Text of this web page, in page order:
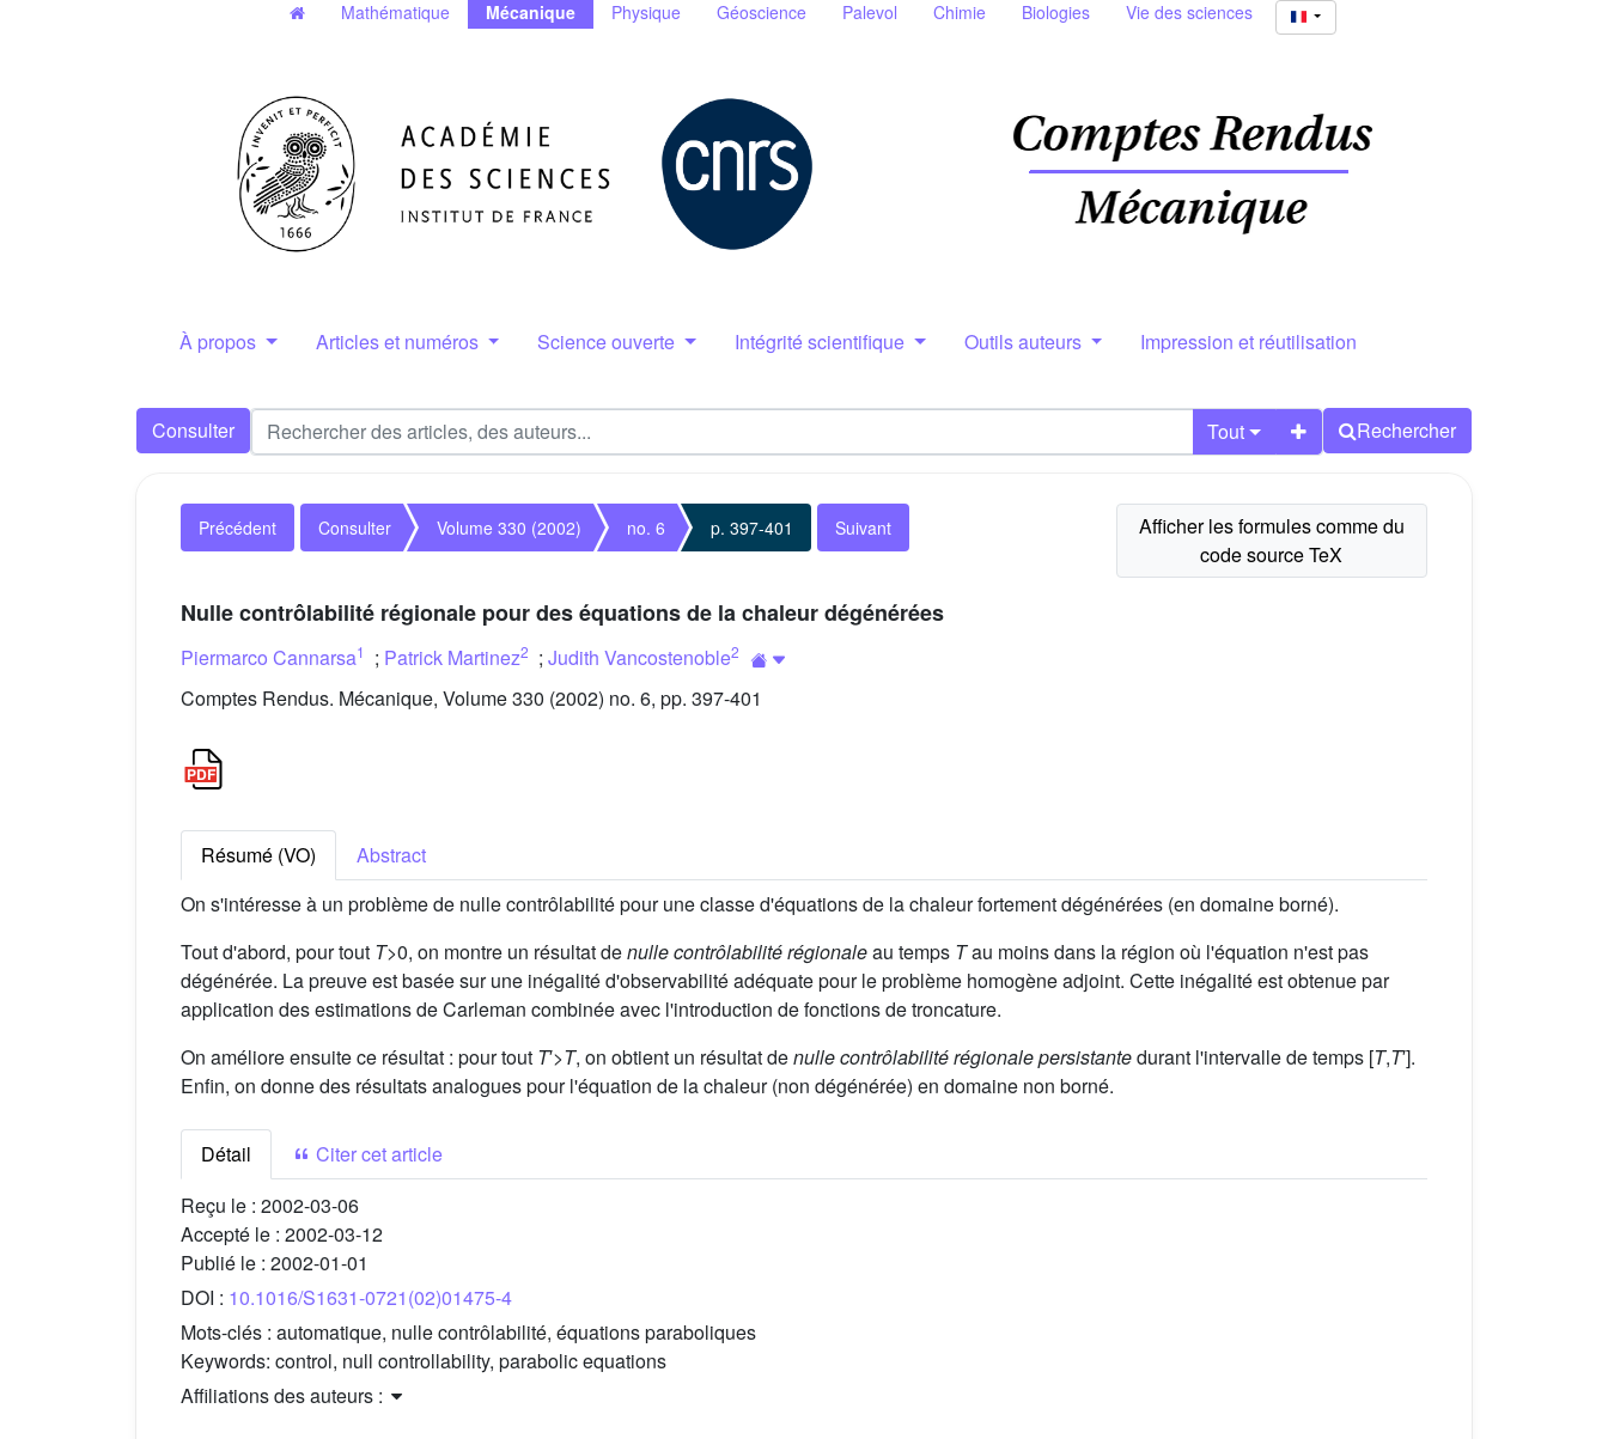
Mathématique Mécanique Physique Géoscience Palevol Chimie Biologies Vie des sciences
À propos Articles et numéros Science ouverte Intégrité scientifique Outils auteurs Impression et réutilisation
Consulter Tout Rechercher
Précédent Consulter Volume 330 (2002) no. 6 p. 397-401 Suivant
Nulle contrôlabilité régionale pour des équations de la chaleur dégénérées
Piermarco Cannarsa1 ; Patrick Martinez2 ; Judith Vancostenoble2
Comptes Rendus. Mécanique, Volume 330 (2002) no. 6, pp. 397-401
Résumé (VO)
Abstract
On s'intéresse à un problème de nulle contrôlabilité pour une classe d'équations de la chaleur fortement dégénérées (en domaine borné).
Tout d'abord, pour tout T>0, on montre un résultat denulle contrôlabilité régionaleau temps Tau moins dans la région où l'équation n'est pas
dégénérée. La preuve est basée sur une inégalité d'observabilité adéquate pour le problème homogène adjoint. Cette inégalité est obtenue par
application des estimations de Carleman combinée avec l'introduction de fonctions de troncature.
On améliore ensuite ce résultat : pour tout T′>T, on obtient un résultat denulle contrôlabilité régionale persistantedurant l'intervalle de temps [T,T′].
Enfin, on donne des résultats analogues pour l'équation de la chaleur (non dégénérée) en domaine non borné.
Détail
Citer cet article
Reçu le : 2002-03-06
Accepté le : 2002-03-12
Publié le : 2002-01-01
DOI : 10.1016/S1631-0721(02)01475-4
Mots-clés : automatique, nulle contrôlabilité, équations paraboliques
Keywords: control, null controllability, parabolic equations
Affiliations des auteurs :